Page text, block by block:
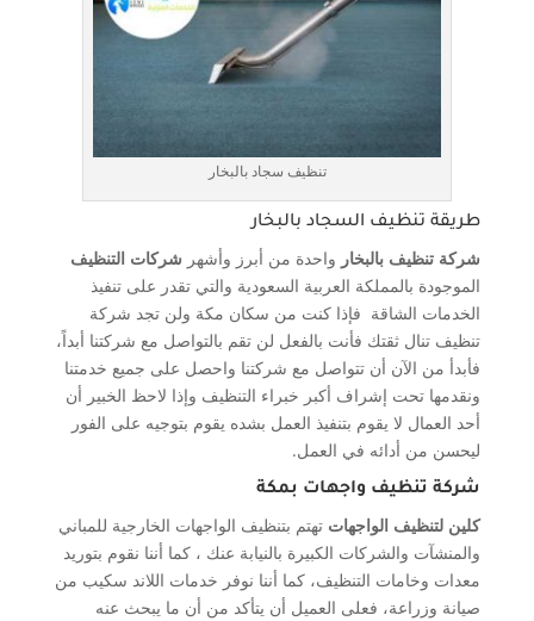
تنظيف سجاد بالبخار
طريقة تنظيف السجاد بالبخار
شركة تنظيف بالبخار واحدة من أبرز وأشهر شركات التنظيف
الموجودة بالمملكة العربية السعودية والتي تقدر على تنفيذ
الخدمات الشاقة فإذا كنت من سكان مكة ولن تجد شركة
تنظيف تنال ثقتك فأنت بالفعل لن تقم بالتواصل مع شركتنا أبداً،
فأبدأ من الآن أن تتواصل مع شركتنا واحصل على جميع خدمتنا
ونقدمها تحت إشراف أكبر خبراء التنظيف وإذا لاحظ الخبير أن
أحد العمال لا يقوم بتنفيذ العمل بشده يقوم بتوجيه على الفور
ليحسن من أدائه في العمل.
شركة تنظيف واجهات بمكة
كلين لتنظيف الواجهات تهتم بتنظيف الواجهات الخارجية للمباني
والمنشآت والشركات الكبيرة بالنيابة عنك ، كما أننا نقوم بتوريد
معدات وخامات التنظيف، كما أننا نوفر خدمات اللاند سكيب من
صيانة وزراعة، فعلى العميل أن يتأكد من أن ما يبحث عنه